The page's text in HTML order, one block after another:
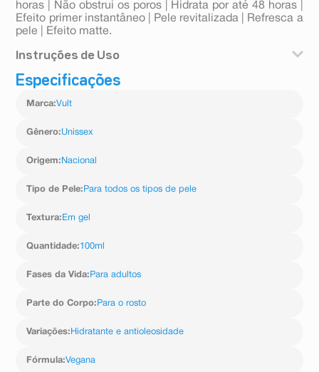
horas | Não obstrui os poros | Hidrata por até 48 horas |
Efeito primer instantâneo | Pele revitalizada | Refresca a
pele | Efeito matte.
Instruções de Uso
Com o rosto limpo e seco, aplicar o produto por todo
diariamente.
Especificações
Marca:Vult
Gênero:Unissex
Origem: Nacional
Tipo de Pele: Para todos os tipos de pele
Textura: Em gel
Quantidade:100ml
Fases da Vida: Para adultos
Parte do Corpo: Para o rosto
Variações: Hidratante e antioleosidade
Fórmula:Vegana